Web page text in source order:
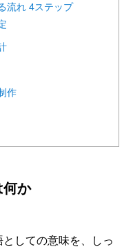
流れ 4ステップ
作
何か
しての意味を、しっ